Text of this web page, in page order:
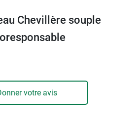
En effet, les fils utilisés pour
pour 80% d'entre eux, du
Chevillère souple
votre avis